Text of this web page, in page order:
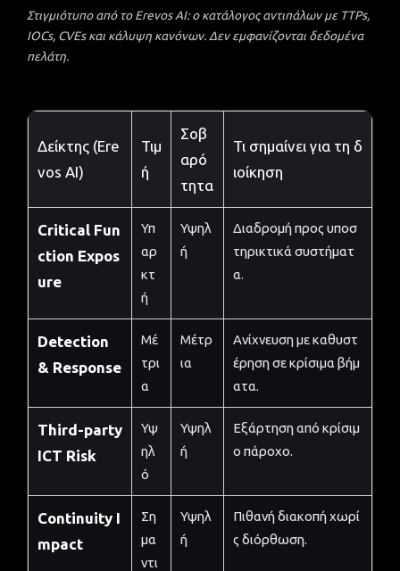
Στιγμιότυπο από το Erevos AI: ο κατάλογος αντιπάλων με TTPs,
IOCs, CVEs και κάλυψη κανόνων. Δεν εμφανίζονται δεδομένα
πελάτη.
Δείκτης (Ere
vos AI)
Τιμ
ή
Σοβ
αρό
τητα
Τι σημαίνει για τη δ
ιοίκηση
Critical Fun
ction Expos
ure
Υπ
αρ
κτ
ή
Υψηλ
ή
Διαδρομή προς υποσ
τηρικτικά συστήματ
α.
Detection
& Response
Μέ
τρι
α
Μέτρ
ια
Ανίχνευση με καθυστ
έρηση σε κρίσιμα βήμ
ατα.
Third-party
ICT Risk
Υψ
ηλ
ό
Υψηλ
ή
Εξάρτηση από κρίσιμ
ο πάροχο.
Continuity I
mpact
Ση
μα
ντι
Υψηλ
ή
Πιθανή διακοπή χωρί
ς διόρθωση.